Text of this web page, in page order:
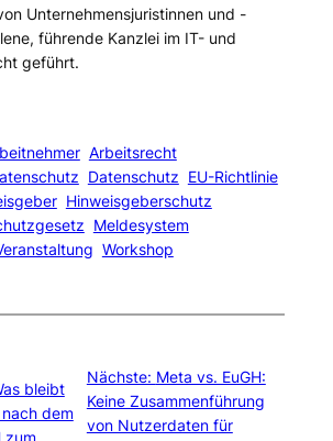
Unternehmensjuristinnen und -
führende Kanzlei im IT- und
geführt.
Arbeitsrecht
Datenschutz EU-Richtlinie
Hinweisgeberschutz
Meldesystem
Workshop
bleibt
dem
Nächste: Meta vs. EuGH:
Keine Zusammenführung
von Nutzerdaten für